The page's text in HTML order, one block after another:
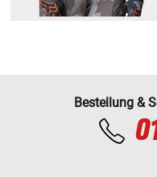
Bestellung &